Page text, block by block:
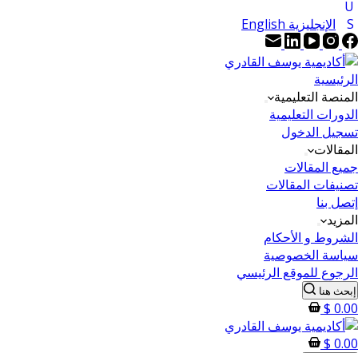
الإنجليزية English
الرئيسية
المنصة التعليمية
الدورات التعليمية
تسجيل الدخول
المقالات
جميع المقالات
تصنيفات المقالات
إتصل بنا
المزيد
الشروط و الأحكام
سياسة الخصوصية
الرجوع للموقع الرئيسي
إبحث هنا
0.00
$
0.00
$